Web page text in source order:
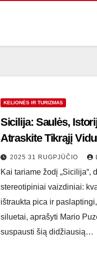
KELIONĖS IR TURIZMAS
Sicilija: Saulės,
Atraskite Tikrąjį
2025 31 RUGPJŪČIO
Kai tariame žodį „Sicilija“,
stereotipiniai vaizdiniai:
ištraukta pica ir
siluetai, aprašyti Mario
suspausti šią didžiausią…